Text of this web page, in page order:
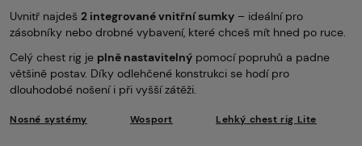
Uvnitř najdeš 2 integrované vnitřní sumky – ideální pro
zásobníky nebo drobné vybavení, které chceš mít hned po ruce.
Celý chest rig je plně nastavitelný pomocí popruhů a padne
většině postav. Díky odlehčené konstrukci se hodí pro
dlouhodobé nošení i při vyšší zátěži.
Nosné systémy Wosport Lehký chest rig Lite